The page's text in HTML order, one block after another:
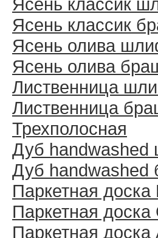
Ясень классик
Ясень олива
Ясень олива
Лиственница
Лиственница
Трехполосная
Дуб
Дуб handwashed
Паркетная доска
Паркетная доска
Паркетная доска